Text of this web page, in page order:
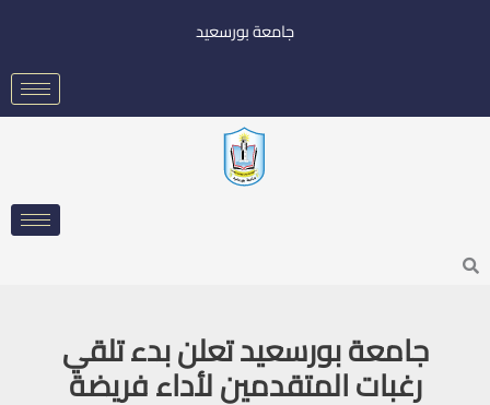
جامعة بورسعيد
Search
جامعة بورسعيد تعلن بدء تلقي
رغبات المتقدمين لأداء فريضة